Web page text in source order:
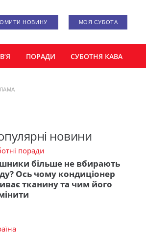
НОВИНУ МОЯ СУБОТА
ПОРАДИ СУБОТНЯ КАВА
новини
поради
більше не вбирають
Ось чому кондиціонер
тканину та чим його